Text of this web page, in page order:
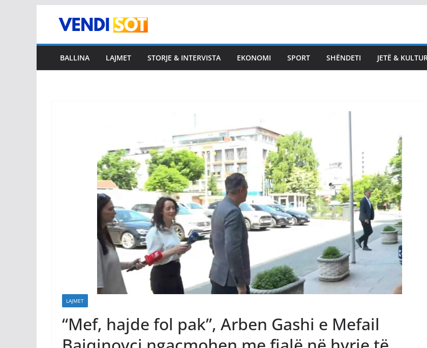
BALLINA LAJMET STORJE & INTERVISTA EKONOMI SPORT SHËNDETI JETË &
LAJMET
“Mef, hajde fol pak”, Arben Gashi e Mefail
Hoxhaj: Kosova nuk
është më demokraci,
nga nesër jemi në anarki
August 8, 2026 Vendi Sot
Duhet
qeverinë
keq – jo më
August 8, 2026